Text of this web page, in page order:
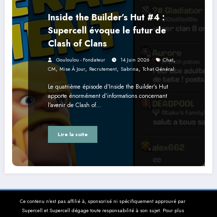
Inside the Builder’s Hut #4 :
Supercell évoque le futur de
Clash of Clans
Gouloulou - Fondateur 14 Juin 2026 Chat,
CM,Mise À Jour, Recrutement, Sabrina, Tchat Général
Le quatrième épisode d’Inside the Builder’s Hut
apporte énormément d’informations concernant
l’avenir de Clash of…
Lire la suite
Ce contenu n’est pas affilié à, sponsorisé ni spécifiquement approuvé par
Supercell et Supercell dégage toute responsabilité à son sujet. Pour plus